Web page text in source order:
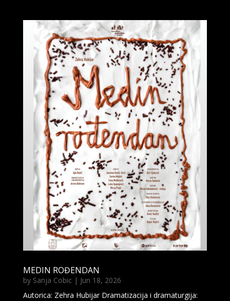
MEDIN ROĐENDAN
by Sanja Cobic| Jun 18, 2026
Autorica: Zehra Hubijar Dramatizacija i dramaturgija: